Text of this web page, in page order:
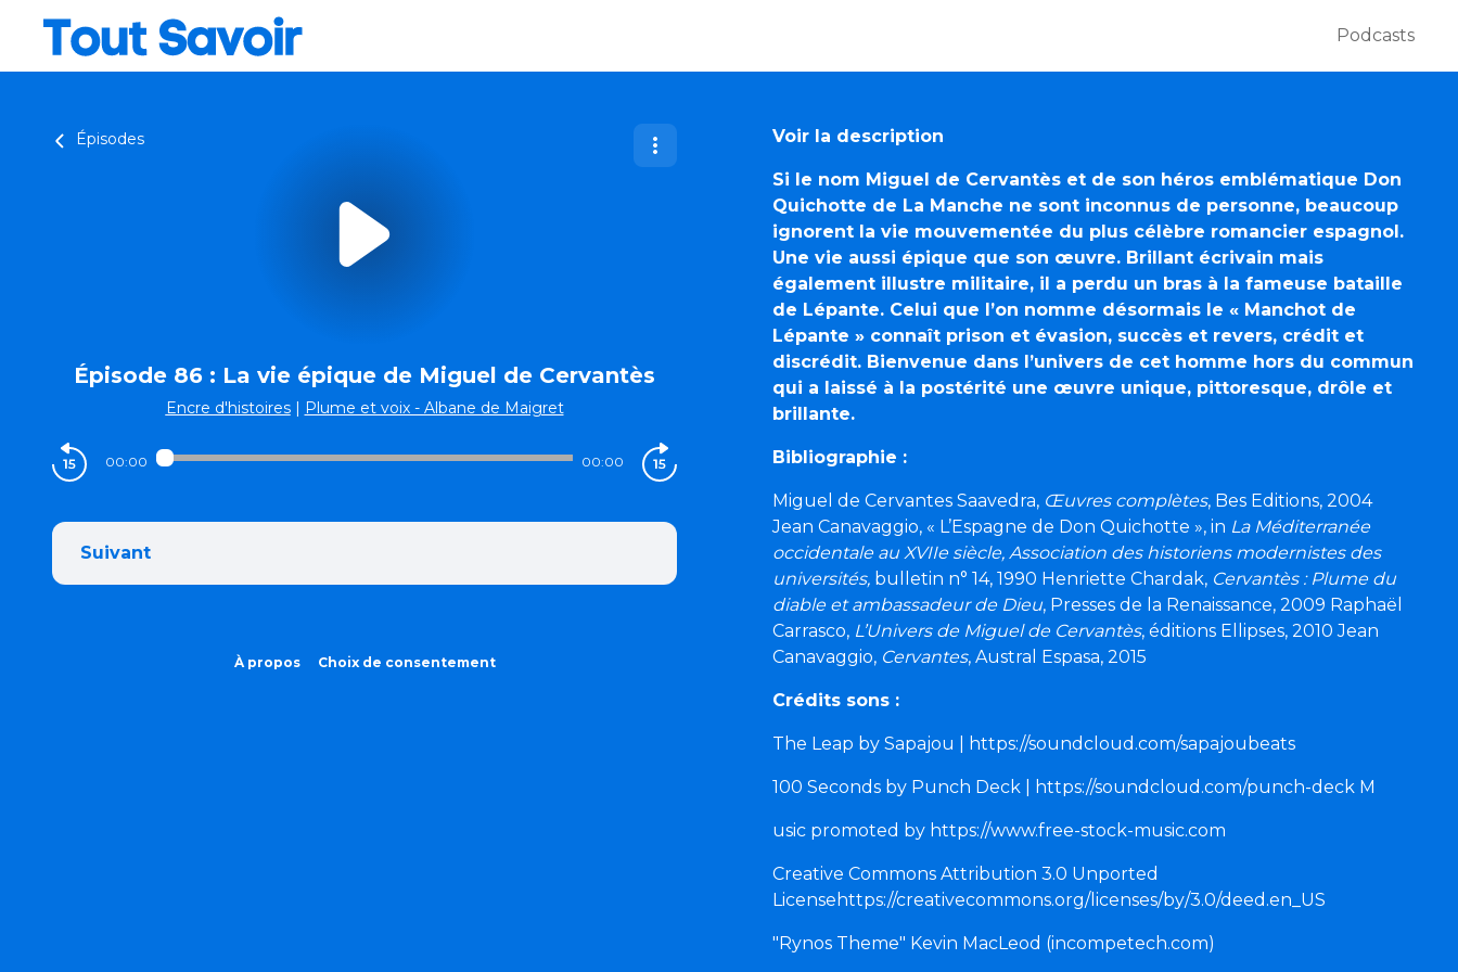
Podcasts
Épisodes
Épisode 86 : La vie épique de Miguel de Cervantès
Encre d'histoires | Plume et voix - Albane de Maigret
00:00 00:00
Suivant
À propos Choix de consentement
Voir la description
Si le nom Miguel de Cervantès et de son héros emblématique Don
Quichotte de La Manche ne sont inconnus de personne, beaucoup
ignorent la vie mouvementée du plus célèbre romancier espagnol.
Une vie aussi épique que son œuvre. Brillant écrivain mais
également illustre militaire, il a perdu un bras à la fameuse bataille
de Lépante. Celui que l’on nomme désormais le « Manchot de
Lépante » connaît prison et évasion, succès et revers, crédit et
discrédit. Bienvenue dans l’univers de cet homme hors du commun
qui a laissé à la postérité une œuvre unique, pittoresque, drôle et
brillante.
Bibliographie :
Miguel de Cervantes Saavedra, Œuvres complètes, Bes Editions, 2004
Jean Canavaggio, « L’Espagne de Don Quichotte », in La Méditerranée
occidentale au XVIIe siècle, Association des historiens modernistes des
universités, bulletin n° 14, 1990 Henriette Chardak, Cervantès : Plume du
diable et ambassadeur de Dieu, Presses de la Renaissance, 2009 Raphaël
Carrasco, L’Univers de Miguel de Cervantès, éditions Ellipses, 2010 Jean
Canavaggio, Cervantes, Austral Espasa, 2015
Crédits sons :
The Leap by Sapajou | https://soundcloud.com/sapajoubeats
100 Seconds by Punch Deck | https://soundcloud.com/punch-deck M
usic promoted by https://www.free-stock-music.com
Creative Commons Attribution 3.0 Unported
Licensehttps://creativecommons.org/licenses/by/3.0/deed.en_US
"Rynos Theme" Kevin MacLeod (incompetech.com)